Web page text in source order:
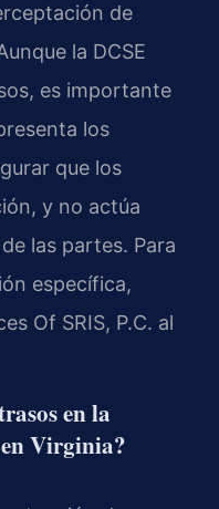
de
la DCSE
es importante
los
que los
y no actúa
las partes. Para
específica,
Of SRIS, P.C. al
en la
Virginia?